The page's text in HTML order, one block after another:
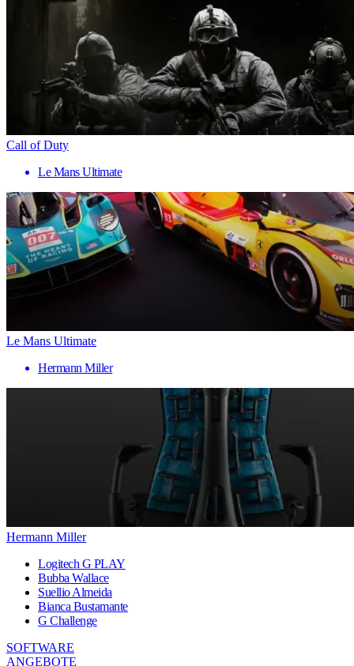
Call of Duty
Le Mans Ultimate
Le Mans Ultimate
Hermann Miller
Hermann Miller
Logitech G PLAY
Bubba Wallace
Suellio Almeida
Bianca Bustamante
G Challenge
SOFTWARE
ANGEBOTE